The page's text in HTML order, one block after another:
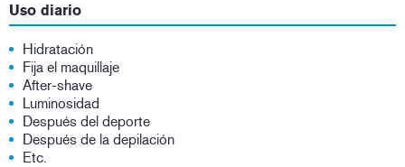
Uso diario
Hidratación
Fija el maquillaje
After-shave
Luminosidad
Después del deporte
Después de la depilación
Etc.